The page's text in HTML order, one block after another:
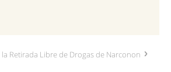
Retirada Libre de Drogas de Narconon